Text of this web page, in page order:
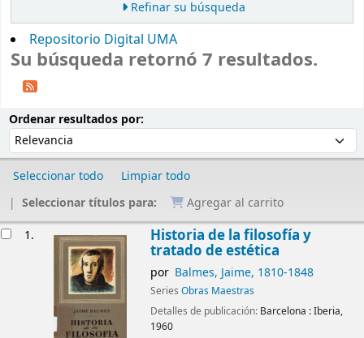
Refinar su búsqueda
Repositorio Digital UMA
Su búsqueda retornó 7 resultados.
Ordenar resultados por:
Seleccionar todo
Limpiar todo
Seleccionar títulos para:
Agregar al carrito
1. Historia de la filosofía y
tratado de estética
por Balmes, Jaime, 1810-1848
Series Obras Maestras
Detalles de publicación: Barcelona :Iberia,
1960